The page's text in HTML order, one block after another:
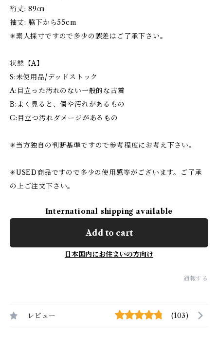
裄丈: 89㎝
袖丈: 脇下から55cm
✳︎素人採寸ですので多少の誤差はご了承下さい。
状態【A】
S:未使用品/デッドストック
A:目立った汚れのない一般的な古着
B:よく見ると、傷や汚れがあるもの
C:目立つ汚れダメージがあるもの
✳︎当方独自の判断基準ですので参考程度にお考え下さい。
✳︎USED商品ですので多少の使用感等がございます。ご了承
の上ご注文下さい。
International shipping available
Add to cart
日本国内にお住まいの方向け
通報する
レビュー (103)